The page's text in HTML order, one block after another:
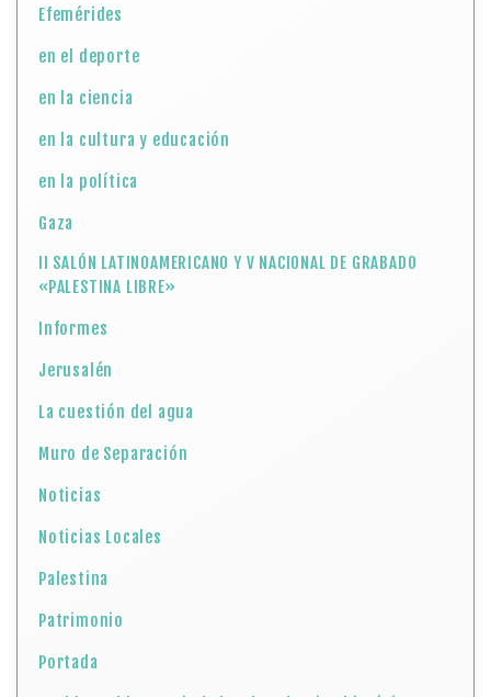
Efemérides
en el deporte
en la ciencia
en la cultura y educación
en la política
Gaza
II SALÓN LATINOAMERICANO Y V NACIONAL DE GRABADO
«PALESTINA LIBRE»
Informes
Jerusalén
La cuestión del agua
Muro de Separación
Noticias
Noticias Locales
Palestina
Patrimonio
Portada